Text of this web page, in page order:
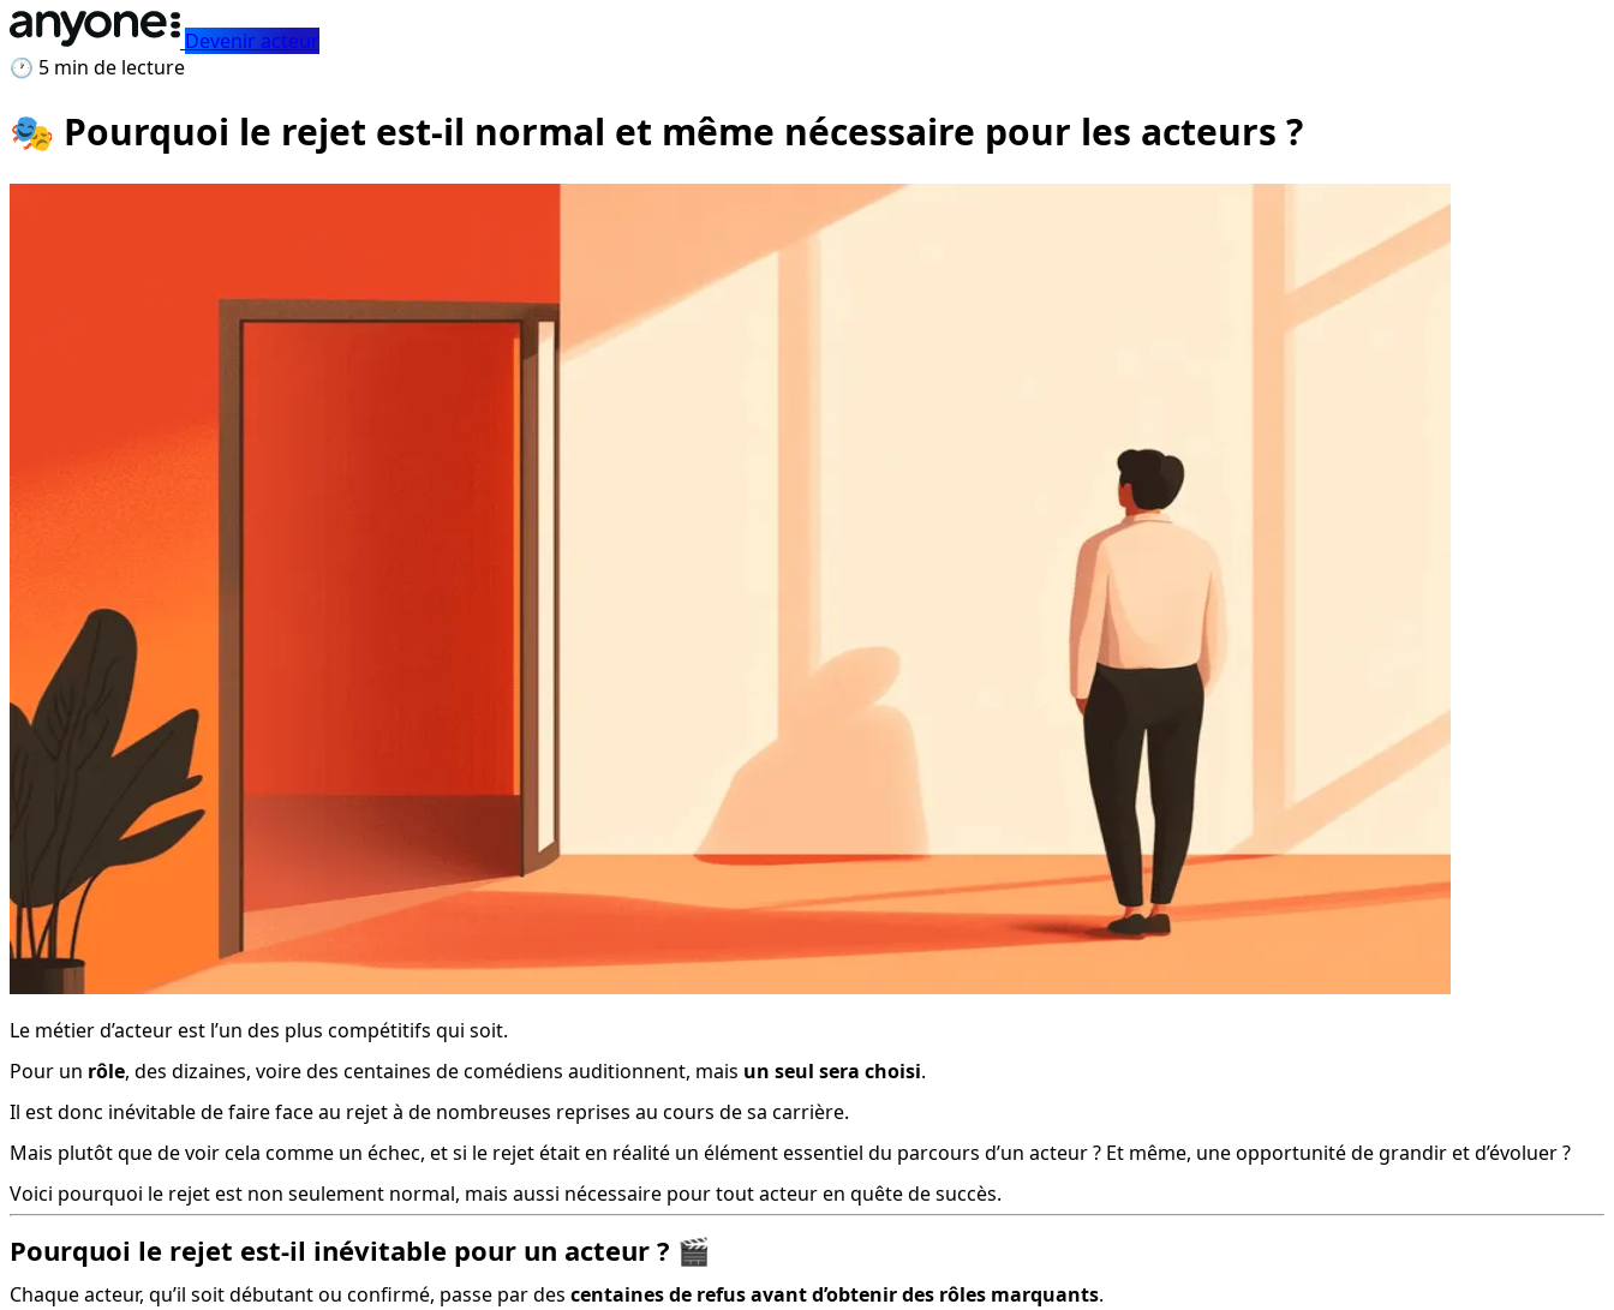
Devenir acteur
🕐 5 min de lecture
🎭 Pourquoi le rejet est-il normal et même nécessaire pour les acteurs ?
Le métier d’acteur est l’un des plus compétitifs qui soit.
Pour un rôle, des dizaines, voire des centaines de comédiens auditionnent, mais un seul sera choisi.
Il est donc inévitable de faire face au rejet à de nombreuses reprises au cours de sa carrière.
Mais plutôt que de voir cela comme un échec, et si le rejet était en réalité un élément essentiel du parcours d’un acteur ? Et même, une opportunité de grandir et d’évoluer ?
Voici pourquoi le rejet est non seulement normal, mais aussi nécessaire pour tout acteur en quête de succès.
Pourquoi le rejet est-il inévitable pour un acteur ? 🎬
Chaque acteur, qu’il soit débutant ou confirmé, passe par des centaines de refus avant d’obtenir des rôles marquants.